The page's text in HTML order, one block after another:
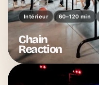
Intérieur 60–120 min
Chain
Reaction